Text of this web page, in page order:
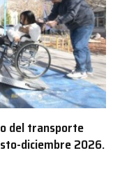
del transporte
diciembre 2026.